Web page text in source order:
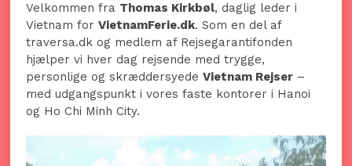
Velkommen fra Thomas Kirkbøl, daglig leder i
Vietnam forVietnamFerie.dk. Som en del af
traversa.dk og medlem af Rejsegarantifonden
hjælper vi hver dag rejsende med trygge,
personlige og skræddersyedeVietnam Rejser –
med udgangspunkt i vores faste kontorer i Hanoi
og Ho Chi Minh City.